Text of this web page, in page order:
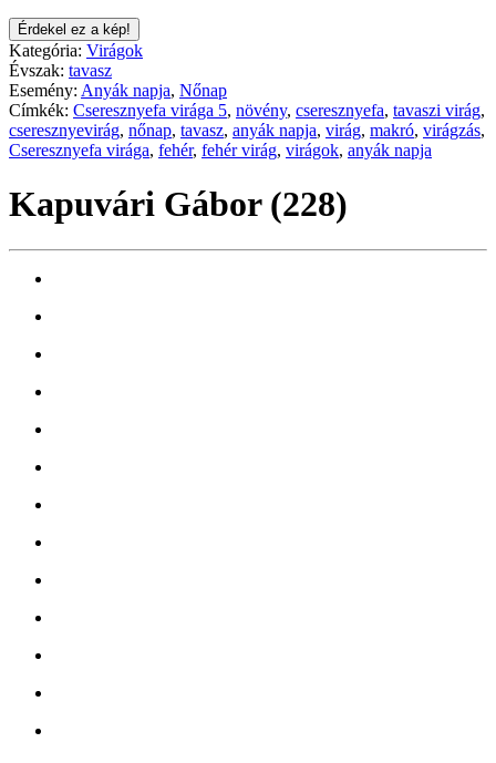
Érdekel ez a kép!
Kategória: Virágok
Évszak: tavasz
Esemény: Anyák napja, Nőnap
Címkék: Cseresznyefa virága 5, növény, cseresznyefa, tavaszi virág,
cseresznyevirág, nőnap, tavasz, anyák napja, virág, makró, virágzás,
Cseresznyefa virága, fehér, fehér virág, virágok, anyák napja
Kapuvári Gábor (228)